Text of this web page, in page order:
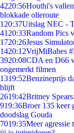
4220:56Houthi's
blokkade olieroute
1 20:37Uitslag NEC -
41 20:33Random Pics
1720:26Jesus
1420:12VrijMiBabes
3920:08CDA en D66
ongemerkt filmen
1319:52Benzineprijs
blijft
2619:42Britney
919:36Broer 135 keer
doodslag Gouda
7019:35Meer agressie